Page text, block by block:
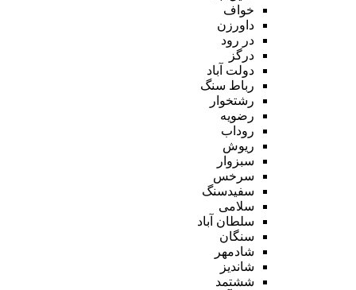
خواف
داورزن
در رود
درگز
دولت آباد
رباط سنگ
رشتخوار
رضویه
روداب
ریوش
سبزوار
سرخس
سفیدسنگ
سلامی
سلطان آباد
سنگان
شادمهر
شاندیز
ششتمد